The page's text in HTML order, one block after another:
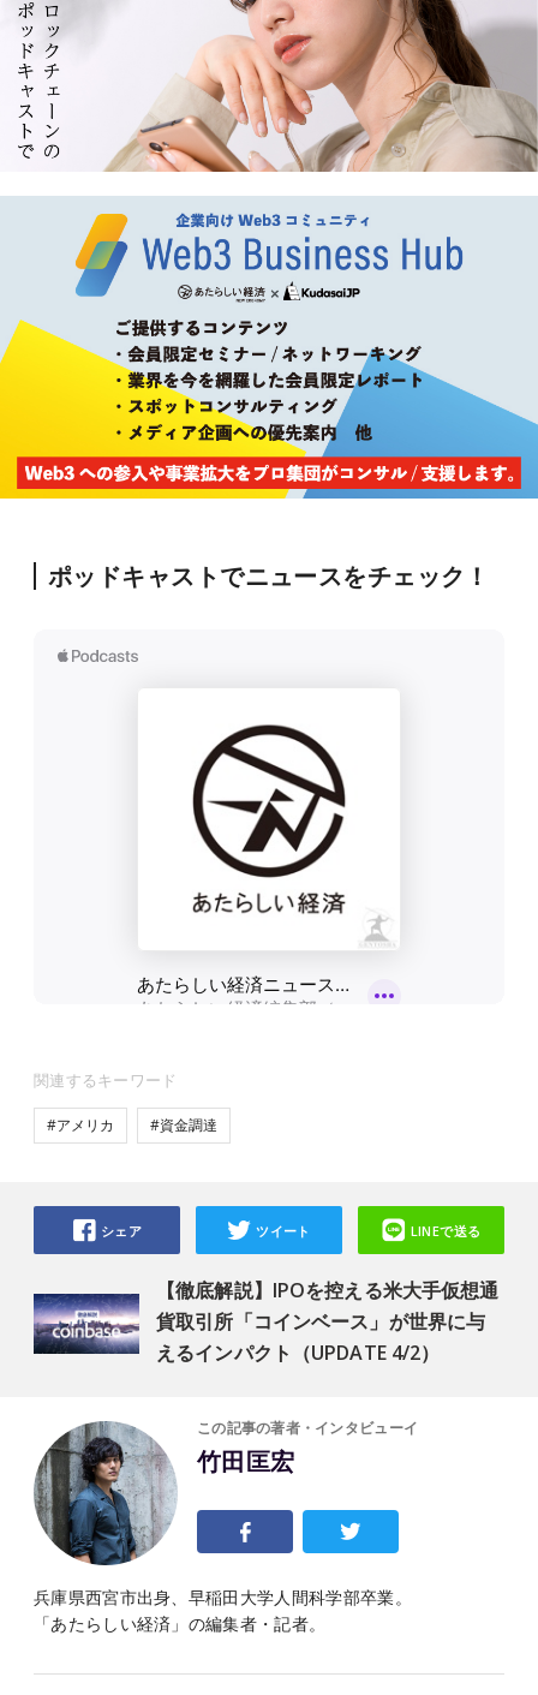
ポッドキャストでニュースをチェック！
関連するキーワード
#アメリカ #資金調達
【徹底解説】IPOを控える米大手仮想通
貨取引所「コインベース」が世界に与
えるインパクト（UPDATE 4/2）
シェア ツイート LINEで送る
この記事の著者・インタビューイ
竹田匡宏
兵庫県西宮市出身、早稲田大学人間科学部卒業。
「あたらしい経済」の編集者・記者。